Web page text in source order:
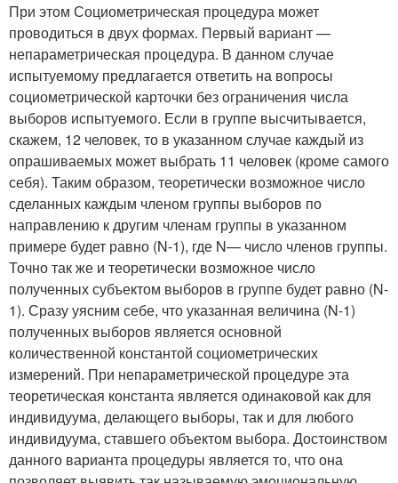
При этом Социометрическая процедура может
проводиться в двух формах. Первый вариант —
непараметрическая процедура. В данном случае
испытуемому предлагается ответить на вопросы
социометрической карточки без ограничения числа
выборов испытуемого. Если в группе высчитывается,
скажем, 12 человек, то в указанном случае каждый из
опрашиваемых может выбрать 11 человек (кроме самого
себя). Таким образом, теоретически возможное число
сделанных каждым членом группы выборов по
направлению к другим членам группы в указанном
примере будет равно (N-1), где N— число членов группы.
Точно так же и теоретически возможное число
полученных субъектом выборов в группе будет равно (N-
1). Сразу уясним себе, что указанная величина (N-1)
полученных выборов является основной
количественной константой социометрических
измерений. При непараметрической процедуре эта
теоретическая константа является одинаковой как для
индивидуума, делающего выборы, так и для любого
индивидуума, ставшего объектом выбора. Достоинством
данного варианта процедуры является то, что она